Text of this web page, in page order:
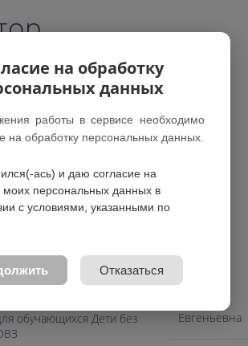
Список всех программ
ЮИД
Социально-
обучающихся Дети без
Евгеньевна
на обработку
данных
работы в сервисе необходимо
на обработку персональных данных.
ась) и даю согласие на
моих персональных данных в
с условиями, указанными по
Отказаться